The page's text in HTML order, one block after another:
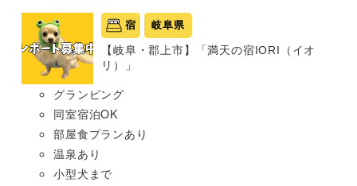
宿 岐阜県
【岐阜・郡上市】「満天の宿IORI（イオ
リ）」
グランピング
同室宿泊OK
部屋食プランあり
温泉あり
小型犬まで